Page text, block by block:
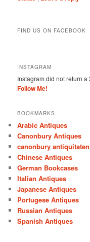
FIND US ON FACEBOOK
INSTAGRAM
Instagram did not return a
Follow Me!
BOOKMARKS
Arabic Antiques
Canonbury Antiques
canonbury antiquitaten
Chinese Antiques
German Bookcases
Italian Antiques
Japanese Antiques
Portugese Antiques
Russian Antiques
Spanish Antiques